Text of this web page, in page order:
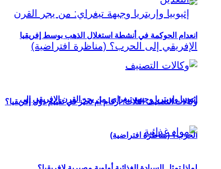
إثيوبيا وإريتريا وجبهة تيغراي: من يجر القرن الإفريقي إلى
الحرب؟ (مناظرة افتراضية)
انعدام الحوكمة في أنشطة استغلال الذهب بوسط إفريقيا
وكالات التصنيف الثلاث: أرقام أم تحيّز في تقييم دول إفريقيا؟